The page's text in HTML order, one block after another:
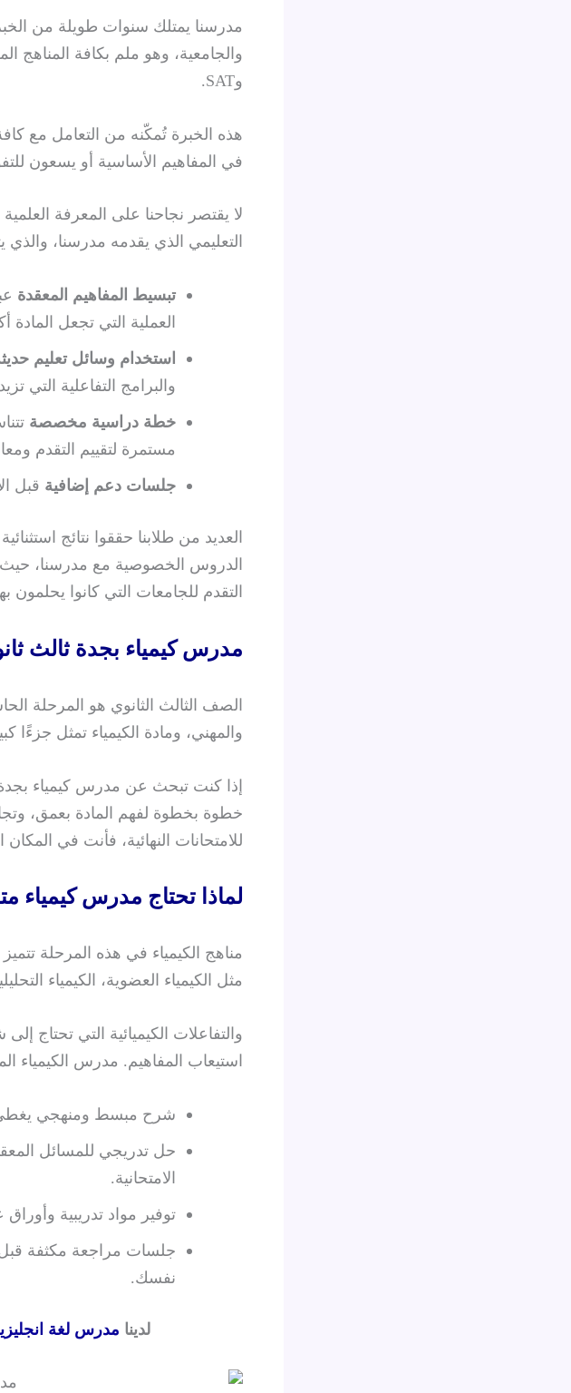
مدرسنا يمتلك سنوات طويلة من
وSAT.
هذه الخبرة تُمكّنه من التعامل مع
في المفاهيم الأساسية أو يسعون
لا يقتصر نجاحنا على المعرفة
التعليمي الذي يقدمه مدرسنا، والذي
تبسيط المفاهيم المعقدة
العملية التي تجعل المادة
استخدام وسائل تعليم
والبرامج التفاعلية التي
خطة دراسية مخصصة
مستمرة لتقييم التقدم
جلسات دعم إضافية قبل
العديد من طلابنا حققوا نتائج
الدروس الخصوصية مع مدرسنا،
التقدم للجامعات التي كانوا يحلمون
مدرس كيمياء بجدة ثالث
الصف الثالث الثانوي هو المرحلة
والمهني، ومادة الكيمياء تمثل جزءًا
إذا كنت تبحث عن مدرس كيمياء
خطوة بخطوة لفهم المادة بعمق،
للامتحانات النهائية، فأنت في
لماذا تحتاج مدرس
مناهج الكيمياء في هذه المرحلة
مثل الكيمياء العضوية، الكيمياء
والتفاعلات الكيميائية التي تحتاج
استيعاب المفاهيم. مدرس
شرح مبسط ومنهجي يغطي
حل تدريجي للمسائل
الامتحانية.
توفير مواد تدريبية
جلسات مراجعة مكثفة قبل
نفسك.
لدينا مدرس لغة